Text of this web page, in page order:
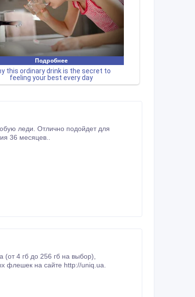
леди. Отлично подойдет для
огромный выбор цветов, водонепроницаемая, гарантия 36 месяцев..
4 гб до 256 гб на выбор),
оригинальных флешек на сайте http://uniq.ua.